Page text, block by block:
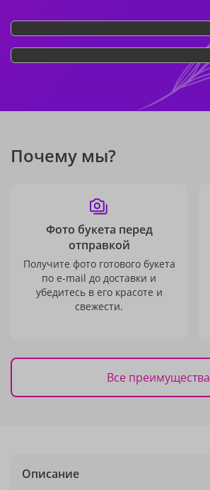
Почему мы?
Фото букета перед
отправкой
Получите фото готового букета
по e-mail до доставки и
убедитесь в его красоте и
свежести.
Все преимущества
Описание